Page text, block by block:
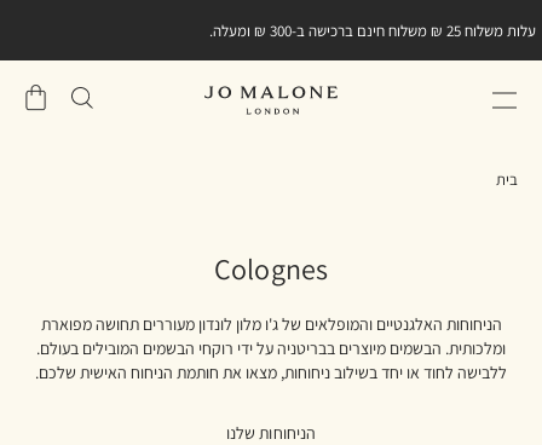
עלות משלוח 25 ₪ משלוח חינם ברכישה ב-300 ₪ ומעלה.
שֶׁלִי
בית
Colognes
הניחוחות האלגנטיים והמופלאים של ג'ו מלון לונדון מעוררים תחושה מפוארת
ומלכותית. הבשמים מיוצרים בבריטניה על ידי רוקחי הבשמים המובילים בעולם.
ללבישה לחוד או יחד בשילוב ניחוחות, מצאו את חותמת הניחוח האישית שלכם.
הניחוחות שלנו